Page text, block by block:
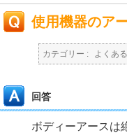
使用機器のア
カテゴリー : よくあ
回答
ボディーアースは